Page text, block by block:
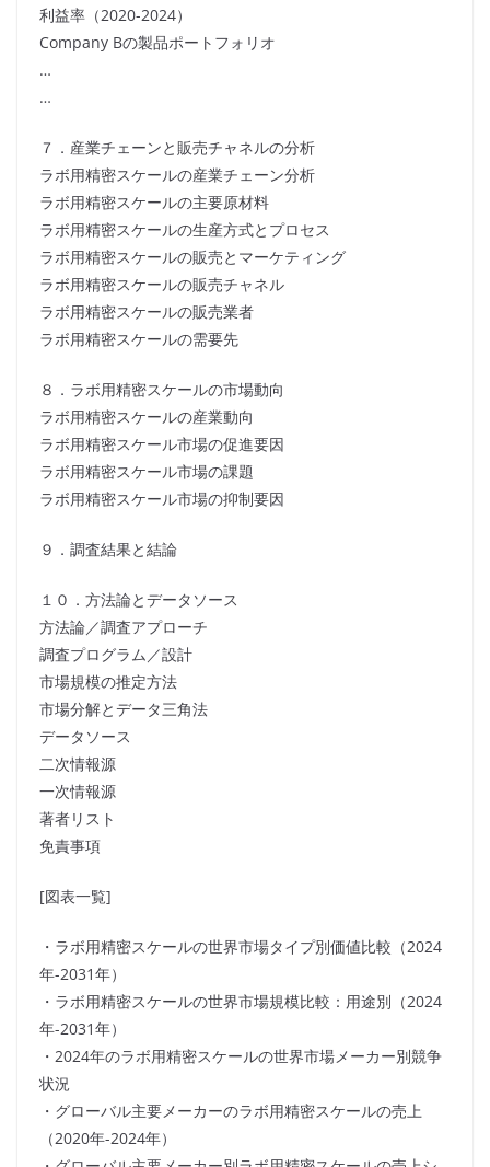
利益率（2020-2024）
Company Bの製品ポートフォリオ
…
…
７．産業チェーンと販売チャネルの分析
ラボ用精密スケールの産業チェーン分析
ラボ用精密スケールの主要原材料
ラボ用精密スケールの生産方式とプロセス
ラボ用精密スケールの販売とマーケティング
ラボ用精密スケールの販売チャネル
ラボ用精密スケールの販売業者
ラボ用精密スケールの需要先
８．ラボ用精密スケールの市場動向
ラボ用精密スケールの産業動向
ラボ用精密スケール市場の促進要因
ラボ用精密スケール市場の課題
ラボ用精密スケール市場の抑制要因
９．調査結果と結論
１０．方法論とデータソース
方法論／調査アプローチ
調査プログラム／設計
市場規模の推定方法
市場分解とデータ三角法
データソース
二次情報源
一次情報源
著者リスト
免責事項
[図表一覧]
・ラボ用精密スケールの世界市場タイプ別価値比較（2024
年-2031年）
・ラボ用精密スケールの世界市場規模比較：用途別（2024
年-2031年）
・2024年のラボ用精密スケールの世界市場メーカー別競争
状況
・グローバル主要メーカーのラボ用精密スケールの売上
（2020年-2024年）